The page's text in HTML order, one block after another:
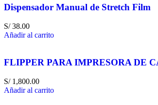
Dispensador Manual de Stretch Film
S/38.00
Añadir al carrito
FLIPPER PARA IMPRESORA DE
S/1,800.00
Añadir al carrito